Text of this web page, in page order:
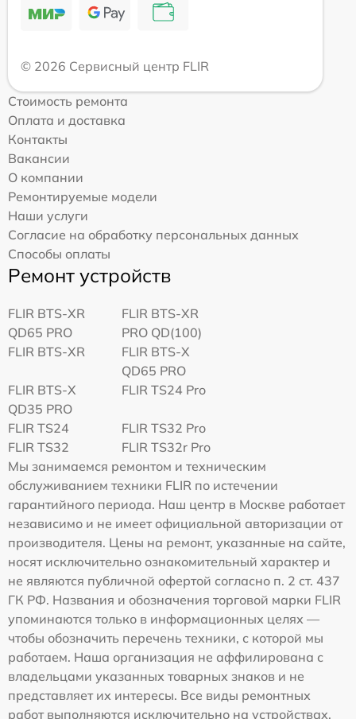
© 2026 Сервисный центр FLIR
Стоимость ремонта
Оплата и доставка
Контакты
Вакансии
О компании
Ремонтируемые модели
Наши услуги
Согласие на обработку персональных данных
Способы оплаты
Ремонт устройств
FLIR BTS-XR
QD65 PRO
FLIR BTS-XR
PRO QD(100)
FLIR BTS-XR
FLIR BTS-X
QD65 PRO
FLIR BTS-X
QD35 PRO
FLIR TS24 Pro
FLIR TS24
FLIR TS32 Pro
FLIR TS32
FLIR TS32r Pro
Мы занимаемся ремонтом и техническим
обслуживанием техники FLIR по истечении
гарантийного периода. Наш центр в Москве работает
независимо и не имеет официальной авторизации от
производителя. Цены на ремонт, указанные на сайте,
носят исключительно ознакомительный характер и
не являются публичной офертой согласно п. 2 ст. 437
ГК РФ. Названия и обозначения торговой марки FLIR
упоминаются только в информационных целях —
чтобы обозначить перечень техники, с которой мы
работаем. Наша организация не аффилирована с
владельцами указанных товарных знаков и не
представляет их интересы. Все виды ремонтных
работ выполняются исключительно на устройствах,